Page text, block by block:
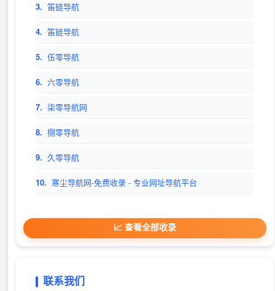
3. 笛链导航
4. 笛链导航
5. 伍零导航
6. 六零导航
7. 柒零导航网
8. 捌零导航
9. 久零导航
10. 寒尘导航网-免费收录 - 专业网址导航平台
📈 查看全部收录
联系我们